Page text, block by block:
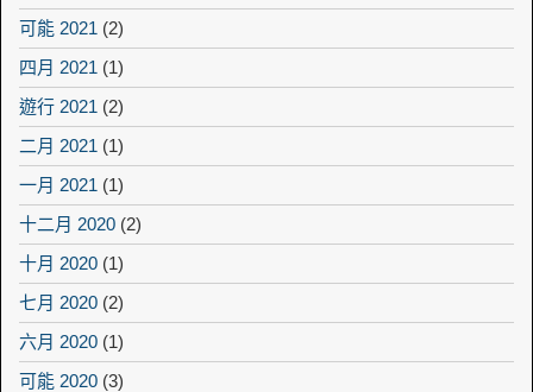
可能 2021 (2)
四月 2021 (1)
遊行 2021 (2)
二月 2021 (1)
一月 2021 (1)
十二月 2020 (2)
十月 2020 (1)
七月 2020 (2)
六月 2020 (1)
可能 2020 (3)